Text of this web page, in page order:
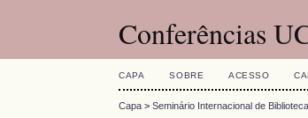
Conferências
CAPA SOBRE ACESSO
Capa >Seminário Internacional de